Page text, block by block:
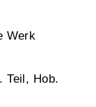
Werk
Teil, Hob.